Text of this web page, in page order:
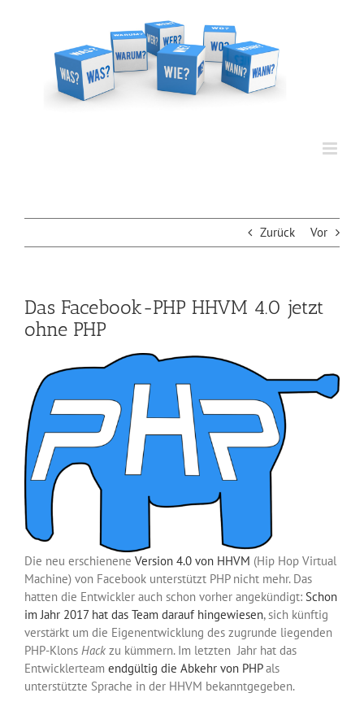
Zurück Vor
Das Facebook-PHP HHVM 4.0 jetzt
ohne PHP
Die neu erschienene Version 4.0 von HHVM (Hip Hop Virtual
Machine) von Facebook unterstützt PHP nicht mehr. Das
hatten die Entwickler auch schon vorher angekündigt: Schon
im Jahr 2017 hat das Team darauf hingewiesen, sich künftig
verstärkt um die Eigenentwicklung des zugrunde liegenden
PHP-Klons Hack zu kümmern. Im letzten Jahr hat das
Entwicklerteam endgültig die Abkehr von PHPals
unterstützte Sprache in der HHVM bekanntgegeben.